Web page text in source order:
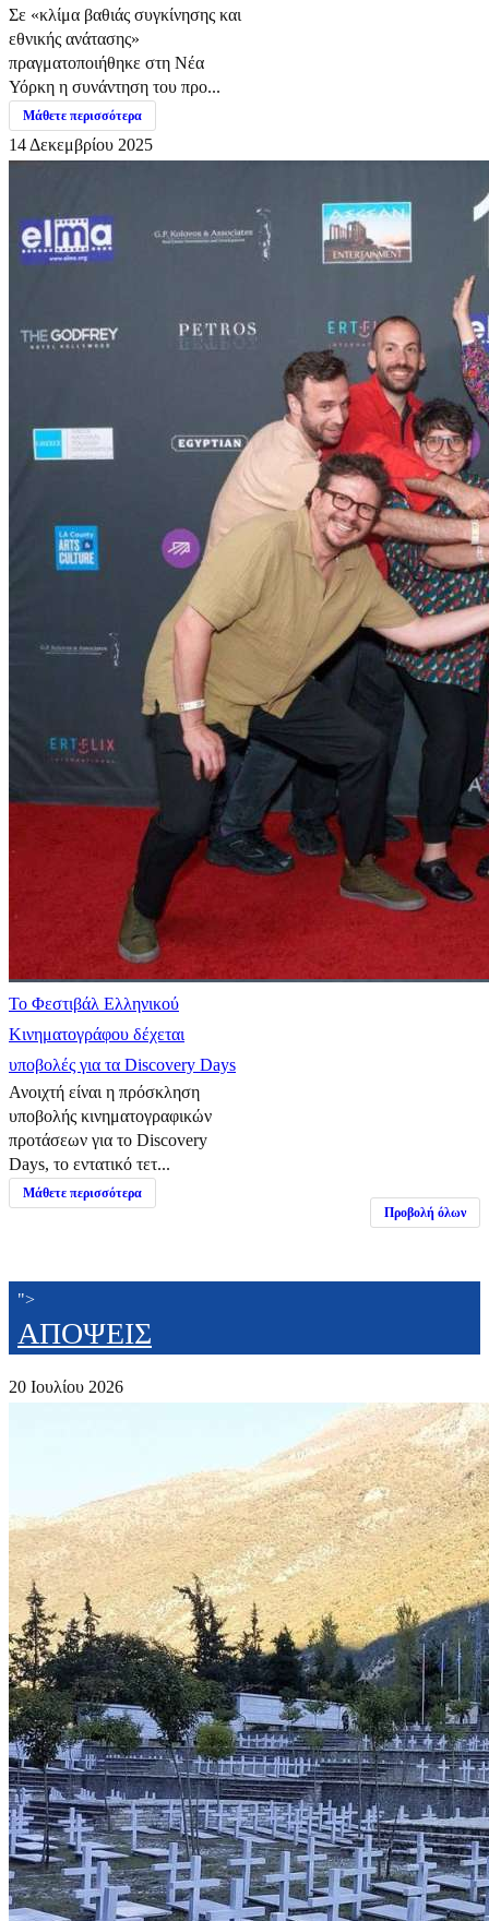
Σε «κλίμα βαθιάς συγκίνησης και
εθνικής ανάτασης»
πραγματοποιήθηκε στη Νέα
Υόρκη η συνάντηση του προ...
Μάθετε περισσότερα
14 Δεκεμβρίου 2025
Το Φεστιβάλ Ελληνικού
Κινηματογράφου δέχεται
υποβολές για τα Discovery Days
Ανοιχτή είναι η πρόσκληση
υποβολής κινηματογραφικών
προτάσεων για το Discovery
Days, το εντατικό τετ...
Μάθετε περισσότερα
Προβολή όλων
">
ΑΠΟΨΕΙΣ
20 Ιουλίου 2026